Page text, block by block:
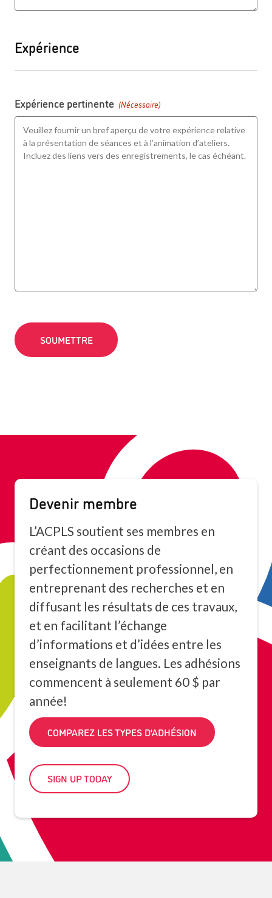
Expérience
Expérience pertinente (Nécessaire)
Devenir membre
L’ACPLS soutient ses membres en
créant des occasions de
perfectionnement professionnel, en
entreprenant des recherches et en
diffusant les résultats de ces travaux,
et en facilitant l’échange
d’informations et d’idées entre les
enseignants de langues. Les adhésions
commencent à seulement 60 $ par
année!
COMPAREZ LES TYPES D’ADHÉSION
SIGN UP TODAY